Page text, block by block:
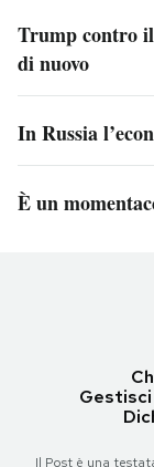
Trump contro
di nuovo
In Russia
È un
Il Post è una